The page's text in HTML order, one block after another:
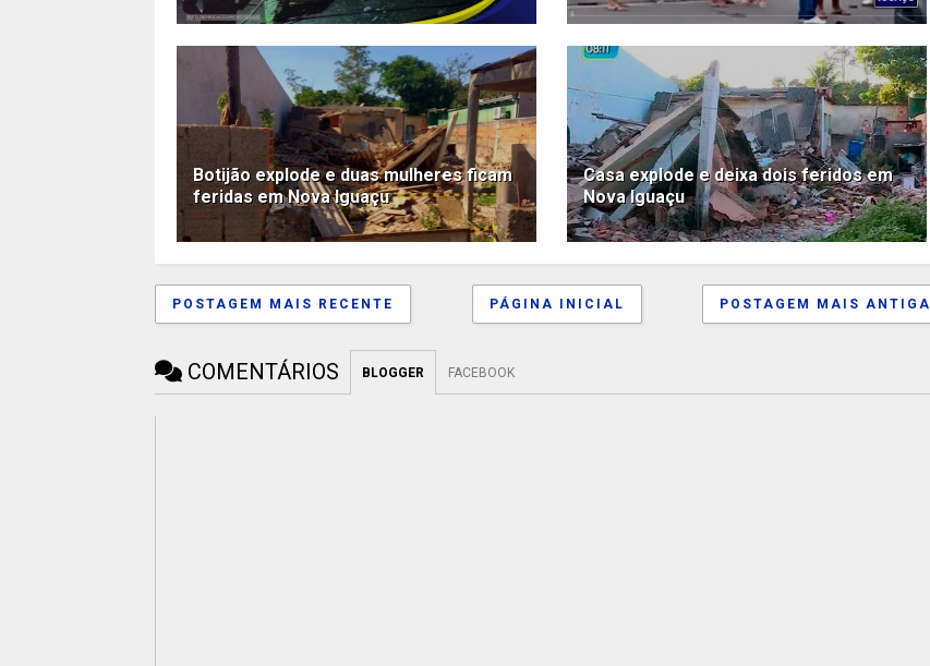
Botijão explode e duas mulheres ficam
feridas em Nova Iguaçu
Casa explode e deixa dois feridos em
Nova Iguaçu
POSTAGEM MAIS RECENTE POSTAGEM MAIS ANTIGA
PÁGINA INICIAL
COMENTÁRIOS BLOGGER FACEBOOK